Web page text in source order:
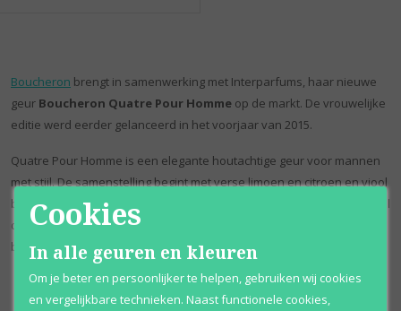
Boucheron brengt in samenwerking met Interparfums, haar nieuwe
geur Boucheron Quatre Pour Homme op de markt. De vrouwelijke
editie werd eerder gelanceerd in het voorjaar van 2015.
Quatre Pour Homme is een elegante houtachtige geur voor mannen
met stijl. De samenstelling begint met verse limoen en citroen en viool
blaadjes. Het hart vermengt noten van Sambac jasmijn en roos, terwijl
de basis een spoor van muskus bevat, samen met overwegend
bosrijke tonen van ceder en kasjmier.
Cookies
In alle geuren en kleuren
Om je beter en persoonlijker te helpen, gebruiken wij cookies
en vergelijkbare technieken. Naast functionele cookies,